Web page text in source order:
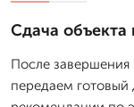
Сдача объекта
После завершения
передаем готовый